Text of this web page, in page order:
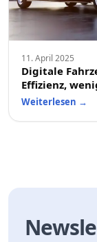
11. April 2025
Digitale
Effizienz,
Weiterlesen →